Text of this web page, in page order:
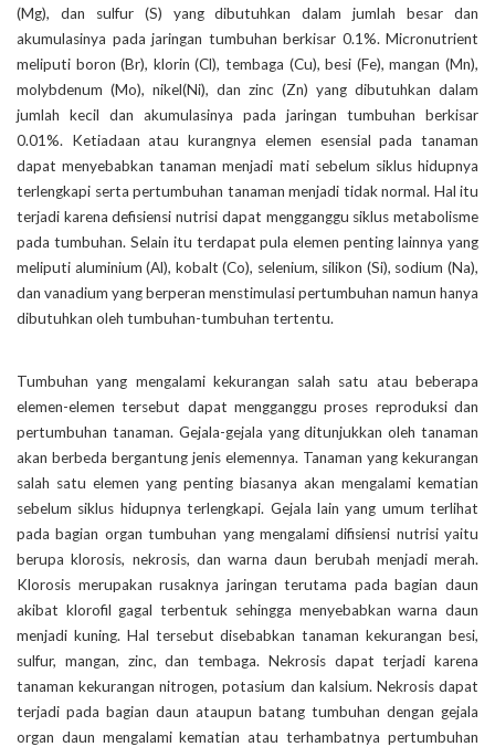
(Mg), dan sulfur (S) yang dibutuhkan dalam jumlah besar dan
akumulasinya pada jaringan tumbuhan berkisar 0.1%. Micronutrient
meliputi boron (Br), klorin (Cl), tembaga (Cu), besi (Fe), mangan (Mn),
molybdenum (Mo), nikel(Ni), dan zinc (Zn) yang dibutuhkan dalam
jumlah kecil dan akumulasinya pada jaringan tumbuhan berkisar
0.01%. Ketiadaan atau kurangnya elemen esensial pada tanaman
dapat menyebabkan tanaman menjadi mati sebelum siklus hidupnya
terlengkapi serta pertumbuhan tanaman menjadi tidak normal. Hal itu
terjadi karena defisiensi nutrisi dapat mengganggu siklus metabolisme
pada tumbuhan. Selain itu terdapat pula elemen penting lainnya yang
meliputi aluminium (Al), kobalt (Co), selenium, silikon (Si), sodium (Na),
dan vanadium yang berperan menstimulasi pertumbuhan namun hanya
dibutuhkan oleh tumbuhan-tumbuhan tertentu.
Tumbuhan yang mengalami kekurangan salah satu atau beberapa
elemen-elemen tersebut dapat mengganggu proses reproduksi dan
pertumbuhan tanaman. Gejala-gejala yang ditunjukkan oleh tanaman
akan berbeda bergantung jenis elemennya. Tanaman yang kekurangan
salah satu elemen yang penting biasanya akan mengalami kematian
sebelum siklus hidupnya terlengkapi. Gejala lain yang umum terlihat
pada bagian organ tumbuhan yang mengalami difisiensi nutrisi yaitu
berupa klorosis, nekrosis, dan warna daun berubah menjadi merah.
Klorosis merupakan rusaknya jaringan terutama pada bagian daun
akibat klorofil gagal terbentuk sehingga menyebabkan warna daun
menjadi kuning. Hal tersebut disebabkan tanaman kekurangan besi,
sulfur, mangan, zinc, dan tembaga. Nekrosis dapat terjadi karena
tanaman kekurangan nitrogen, potasium dan kalsium. Nekrosis dapat
terjadi pada bagian daun ataupun batang tumbuhan dengan gejala
organ daun mengalami kematian atau terhambatnya pertumbuhan